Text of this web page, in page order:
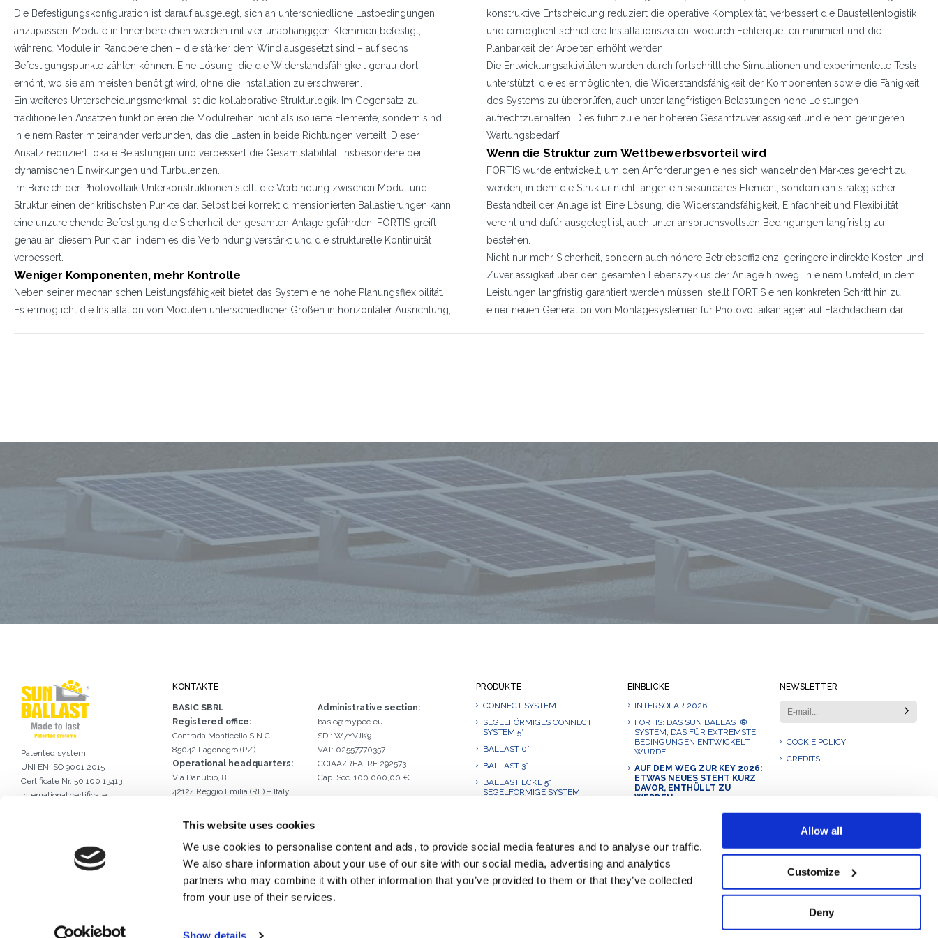
This website uses cookies
We use cookies to personalise content and ads, to provide social media features and to analyse our traffic.
We also share information about your use of our site with our social media, advertising and analytics
partners who may combine it with other information that you’ve provided to them or that they’ve collected
from your use of their services.
Show details
Allow all
Customize
Deny
Die Befestigungskonfiguration ist darauf ausgelegt, sich an unterschiedliche Lastbedingungen
anzupassen: Module in Innenbereichen werden mit vier unabhängigen Klemmen befestigt,
während Module in Randbereichen – die stärker dem Wind ausgesetzt sind – auf sechs
Befestigungspunkte zählen können. Eine Lösung, die die Widerstandsfähigkeit genau dort
erhöht, wo sie am meisten benötigt wird, ohne die Installation zu erschweren.
Ein weiteres Unterscheidungsmerkmal ist die kollaborative Strukturlogik. Im Gegensatz zu
traditionellen Ansätzen funktionieren die Modulreihen nicht als isolierte Elemente, sondern sind
in einem Raster miteinander verbunden, das die Lasten in beide Richtungen verteilt. Dieser
Ansatz reduziert lokale Belastungen und verbessert die Gesamtstabilität, insbesondere bei
dynamischen Einwirkungen und Turbulenzen.
Im Bereich der Photovoltaik-Unterkonstruktionen stellt die Verbindung zwischen Modul und
Struktur einen der kritischsten Punkte dar. Selbst bei korrekt dimensionierten Ballastierungen kann
eine unzureichende Befestigung die Sicherheit der gesamten Anlage gefährden. FORTIS greift
genau an diesem Punkt an, indem es die Verbindung verstärkt und die strukturelle Kontinuität
verbessert.
Weniger Komponenten, mehr Kontrolle
Neben seiner mechanischen Leistungsfähigkeit bietet das System eine hohe Planungsflexibilität.
Es ermöglicht die Installation von Modulen unterschiedlicher Größen in horizontaler Ausrichtung,
konstruktive Entscheidung reduziert die operative Komplexität, verbessert die Baustellenlogistik
und ermöglicht schnellere Installationszeiten, wodurch Fehlerquellen minimiert und die
Planbarkeit der Arbeiten erhöht werden.
Die Entwicklungsaktivitäten wurden durch fortschrittliche Simulationen und experimentelle Tests
unterstützt, die es ermöglichten, die Widerstandsfähigkeit der Komponenten sowie die Fähigkeit
des Systems zu überprüfen, auch unter langfristigen Belastungen hohe Leistungen
aufrechtzuerhalten. Dies führt zu einer höheren Gesamtzuverlässigkeit und einem geringeren
Wartungsbedarf.
Wenn die Struktur zum Wettbewerbsvorteil wird
FORTIS wurde entwickelt, um den Anforderungen eines sich wandelnden Marktes gerecht zu
werden, in dem die Struktur nicht länger ein sekundäres Element, sondern ein strategischer
Bestandteil der Anlage ist. Eine Lösung, die Widerstandsfähigkeit, Einfachheit und Flexibilität
vereint und dafür ausgelegt ist, auch unter anspruchsvollsten Bedingungen langfristig zu
bestehen.
Nicht nur mehr Sicherheit, sondern auch höhere Betriebseffizienz, geringere indirekte Kosten und
Zuverlässigkeit über den gesamten Lebenszyklus der Anlage hinweg. In einem Umfeld, in dem
Leistungen langfristig garantiert werden müssen, stellt FORTIS einen konkreten Schritt hin zu
einer neuen Generation von Montagesystemen für Photovoltaikanlagen auf Flachdächern dar.
Immer auf dem Laufenden bleiben
Patented system
UNI EN ISO 9001 2015
Certificate Nr. 50 100 13413
International certificate
KONTAKTE
BASIC SBRL
Registered office:
Contrada Monticello S.N.C
85042 Lagonegro (PZ)
Operational headquarters:
Via Danubio, 8
42124 Reggio Emilia (RE) – Italy
Email.info@sunballast.com
Administrative section:
basic@mypec.eu
SDI: W7YVJK9
VAT: 02557770357
CCIAA/REA: RE 292573
Cap. Soc. 100.000,00 €
PRODUKTE
CONNECT SYSTEM
SEGELFÖRMIGES CONNECT
SYSTEM 5°
BALLAST 0°
BALLAST 3°
BALLAST ECKE 5°
SEGELFORMIGE SYSTEM
BALLAST ECKE 10°
SEGELFORMIGE SYSTEM
BALLAST 15°
BALLAST 20°
EINBLICKE
INTERSOLAR 2026
FORTIS: DAS SUN BALLAST®
SYSTEM, DAS FÜR EXTREMSTE
BEDINGUNGEN ENTWICKELT
WURDE
AUF DEM WEG ZUR KEY 2026:
ETWAS NEUES STEHT KURZ
DAVOR, ENTHÜLLT ZU
WERDEN.
UNSER 2025: EINE REISE DES
ZUSAMMENARBEIT
SUN BALLAST ELITE: DER
NEUE EXKLUSIVE SERVICE
FÜR PHOTOVOLTAIK-PROFIS
NEWSLETTER
COOKIE POLICY
CREDITS